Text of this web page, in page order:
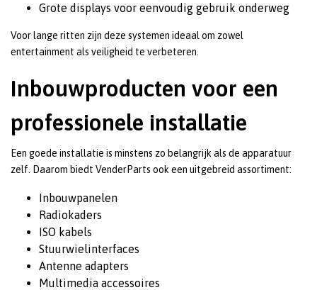
Grote displays voor eenvoudig gebruik onderweg
Voor lange ritten zijn deze systemen ideaal om zowel
entertainment als veiligheid te verbeteren.
Inbouwproducten voor een
professionele installatie
Een goede installatie is minstens zo belangrijk als de apparatuur
zelf. Daarom biedt VenderParts ook een uitgebreid assortiment:
Inbouwpanelen
Radiokaders
ISO kabels
Stuurwielinterfaces
Antenne adapters
Multimedia accessoires